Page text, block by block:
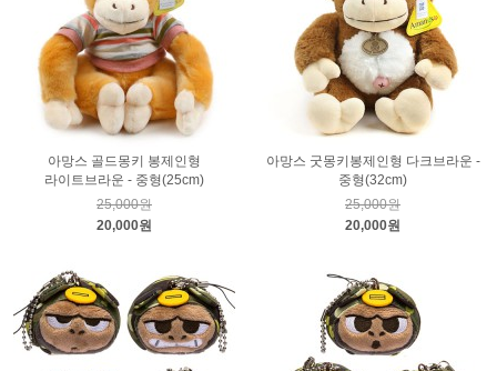
아망스 골드몽키 봉제인형
라이트브라운 - 중형(25cm)
25,000원
20,000원
아망스 굿몽키봉제인형 다크브라운 -
중형(32cm)
25,000원
20,000원